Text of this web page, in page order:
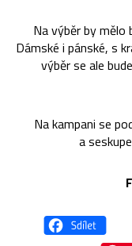
Na výběr by
Dámské i pánské, s
výběr se ale
Na kampani se
a